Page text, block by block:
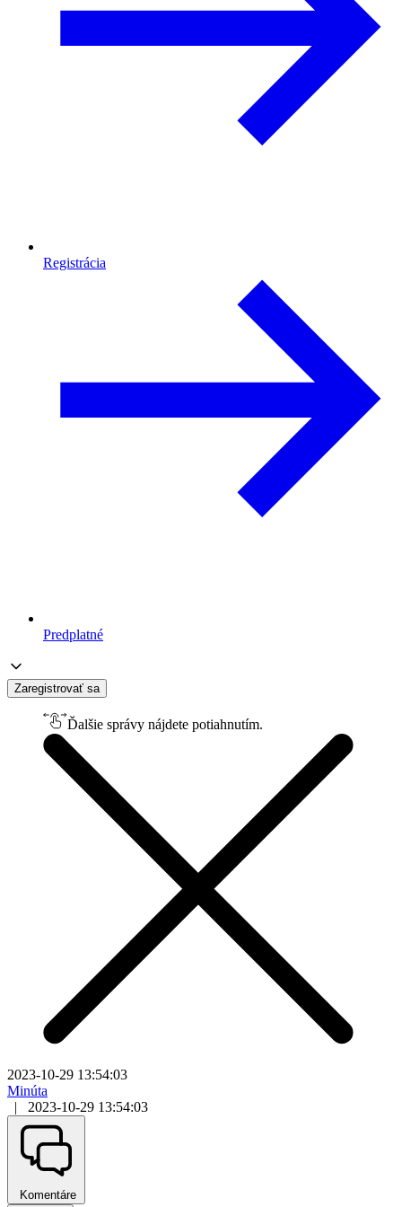
Registrácia
Predplatné
Zaregistrovať sa
Ďalšie správy nájdete potiahnutím.
2023-10-29 13:54:03
Minúta
|
2023-10-29 13:54:03
Komentáre